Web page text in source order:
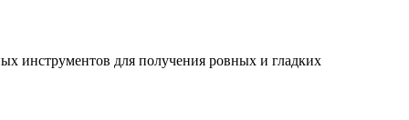
инструментов для получения ровных и гладких